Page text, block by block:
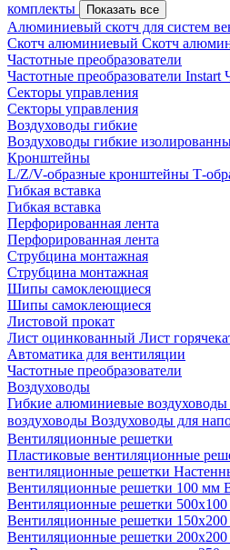
комплекты
Показать все
Алюминиевый скотч для систем
Скотч алюминиевый Скотч
Частотные преобразователи
Частотные преобразователи Instart
Секторы управления
Секторы управления
Воздуховоды гибкие
Воздуховоды гибкие
Кронштейны
L/Z/V-образные кронштейны Т-
Гибкая вставка
Гибкая вставка
Перфорированная лента
Перфорированная лента
Струбцина монтажная
Струбцина монтажная
Шипы самоклеющиеся
Шипы самоклеющиеся
Листовой прокат
Лист оцинкованный Лист
Автоматика для вентиляции
Частотные преобразователи
Воздуховоды
Гибкие алюминиевые воздуховоды
воздуховоды Воздуховоды для
Вентиляционные решетки
Пластиковые вентиляционные
вентиляционные решетки
Вентиляционные решетки 100 мм
Вентиляционные решетки
Вентиляционные решетки
Вентиляционные решетки